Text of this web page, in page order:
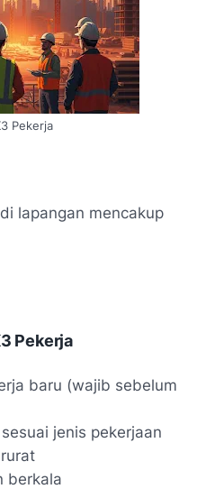
Pekerja
lapangan mencakup
Pekerja
baru (wajib sebelum
jenis pekerjaan
berkala